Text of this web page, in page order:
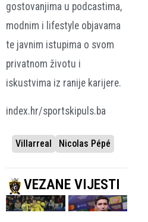
gostovanjima u podcastima,
modnim i lifestyle objavama
te javnim istupima o svom
privatnom životu i
iskustvima iz ranije karijere.
index.hr/sportskipuls.ba
Villarreal Nicolas Pépé
VEZANE VIJESTI